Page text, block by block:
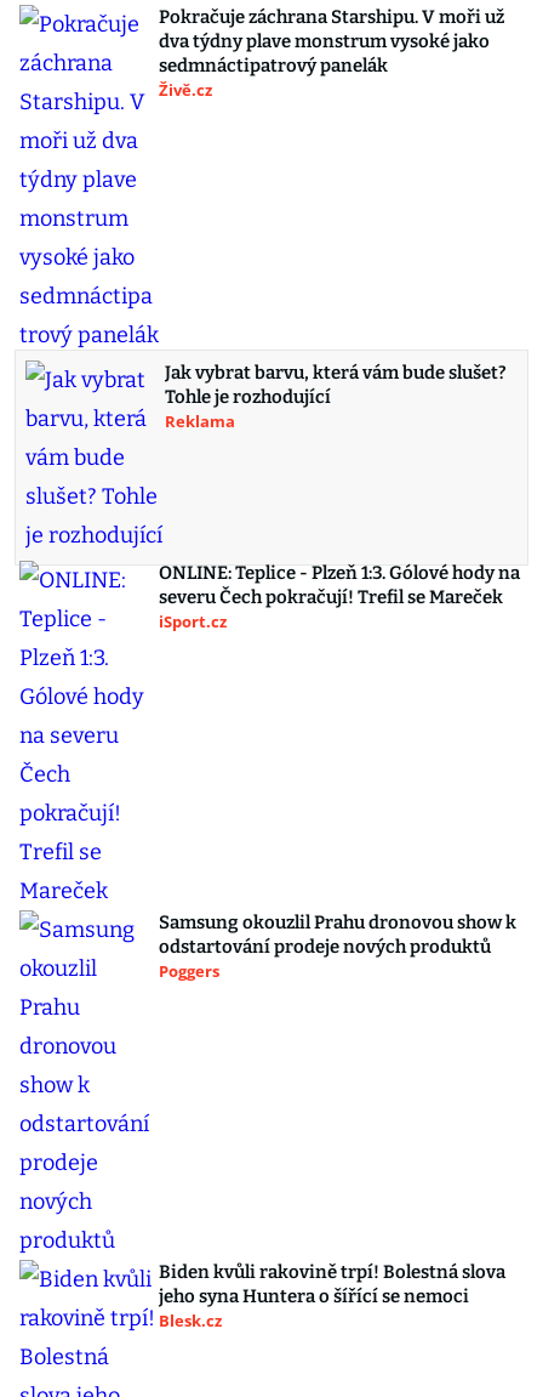
Pokračuje záchrana Starshipu. V moři už
dva týdny plave monstrum vysoké jako
sedmnáctipatrový panelák
Živě.cz
Jak vybrat barvu, která vám bude slušet?
Tohle je rozhodující
Reklama
ONLINE: Teplice - Plzeň 1:3. Gólové hody na
severu Čech pokračují! Trefil se Mareček
iSport.cz
Samsung okouzlil Prahu dronovou show k
odstartování prodeje nových produktů
Poggers
Biden kvůli rakovině trpí! Bolestná slova
jeho syna Huntera o šířící se nemoci
Blesk.cz